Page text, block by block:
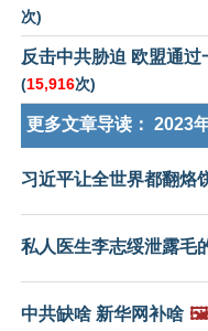
次)
反击中共胁迫 欧盟通
(15,916次)
更多文章导读： 2023
习近平让全世界都翻烙
私人医生李志绥泄露毛
中共缺啥 新华网补啥 🖼️